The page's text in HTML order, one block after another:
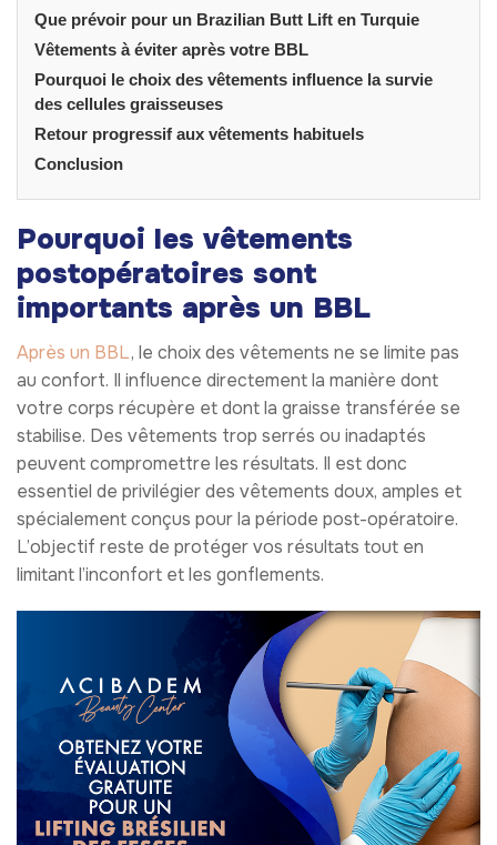
Que prévoir pour un Brazilian Butt Lift en Turquie
Vêtements à éviter après votre BBL
Pourquoi le choix des vêtements influence la survie
des cellules graisseuses
Retour progressif aux vêtements habituels
Conclusion
Pourquoi les vêtements
postopératoires sont
importants après un BBL
Après un BBL, le choix des vêtements ne se limite pas
au confort. Il influence directement la manière dont
votre corps récupère et dont la graisse transférée se
stabilise. Des vêtements trop serrés ou inadaptés
peuvent compromettre les résultats. Il est donc
essentiel de privilégier des vêtements doux, amples et
spécialement conçus pour la période post-opératoire.
L’objectif reste de protéger vos résultats tout en
limitant l’inconfort et les gonflements.